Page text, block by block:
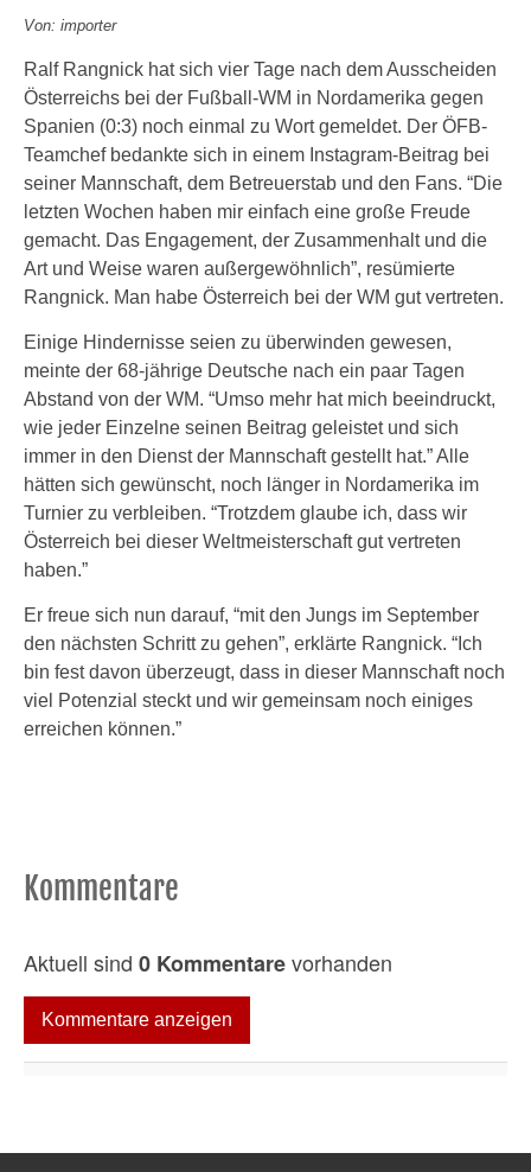
Von: importer
Ralf Rangnick hat sich vier Tage nach dem Ausscheiden
Österreichs bei der Fußball-WM in Nordamerika gegen
Spanien (0:3) noch einmal zu Wort gemeldet. Der ÖFB-
Teamchef bedankte sich in einem Instagram-Beitrag bei
seiner Mannschaft, dem Betreuerstab und den Fans. “Die
letzten Wochen haben mir einfach eine große Freude
gemacht. Das Engagement, der Zusammenhalt und die
Art und Weise waren außergewöhnlich”, resümierte
Rangnick. Man habe Österreich bei der WM gut vertreten.
Einige Hindernisse seien zu überwinden gewesen,
meinte der 68-jährige Deutsche nach ein paar Tagen
Abstand von der WM. “Umso mehr hat mich beeindruckt,
wie jeder Einzelne seinen Beitrag geleistet und sich
immer in den Dienst der Mannschaft gestellt hat.” Alle
hätten sich gewünscht, noch länger in Nordamerika im
Turnier zu verbleiben. “Trotzdem glaube ich, dass wir
Österreich bei dieser Weltmeisterschaft gut vertreten
haben.”
Er freue sich nun darauf, “mit den Jungs im September
den nächsten Schritt zu gehen”, erklärte Rangnick. “Ich
bin fest davon überzeugt, dass in dieser Mannschaft noch
viel Potenzial steckt und wir gemeinsam noch einiges
erreichen können.”
Kommentare
Aktuell sind 0 Kommentarevorhanden
Kommentare anzeigen